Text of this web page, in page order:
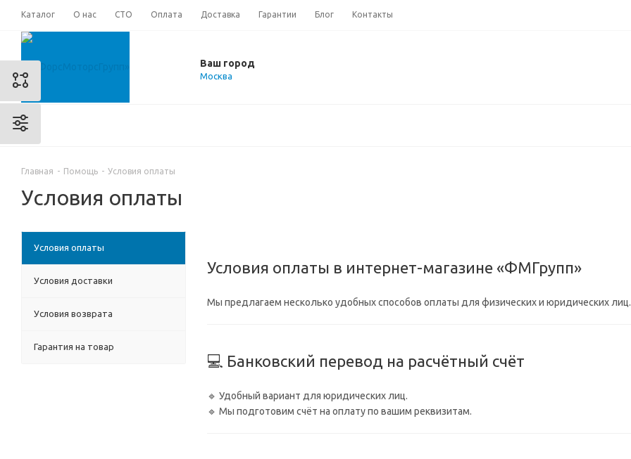
Каталог О нас СТО Оплата Доставка Гарантии Блог Контакты
Ваш город
Москва
Главная - Помощь - Условия оплаты
Условия оплаты
Условия оплаты в интернет-магазине «ФМГрупп»
Мы предлагаем несколько удобных способов оплаты для физических и юридических лиц.
💻 Банковский перевод на расчётный счёт
🔹 Удобный вариант для юридических лиц.
🔹 Мы подготовим счёт на оплату по вашим реквизитам.
Условия оплаты
Условия доставки
Условия возврата
Гарантия на товар